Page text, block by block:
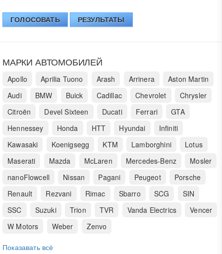
ГОЛОСОВАТЬ РЕЗУЛЬТАТЫ
МАРКИ АВТОМОБИЛЕЙ
Apollo Aprilia Tuono Arash Arrinera
Aston Martin
Audi
BMW Buick Cadillac Chevrolet
Chrysler
Citroën
Devel Sixteen Ducati Ferrari
GTA
Hennessey
Honda HTT Hyundai
Infiniti
Kawasaki
Koenigsegg KTM Lamborghini
Lotus
Maserati
Mazda McLaren Mercedes-Benz
Mosler
nanoFlowcell
Nissan Pagani Peugeot
Porsche
Renault
Rezvani Rimac Sbarro SCG
SIN
SSC
Suzuki Trion TVR Vanda Electrics
Vencer
W Motors
Weber Zenvo
Показавать всё